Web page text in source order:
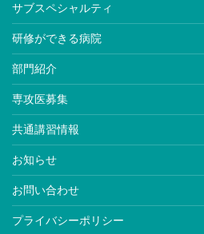
サブスペシャルティ
研修ができる病院
部門紹介
専攻医募集
共通講習情報
お知らせ
お問い合わせ
プライバシーポリシー